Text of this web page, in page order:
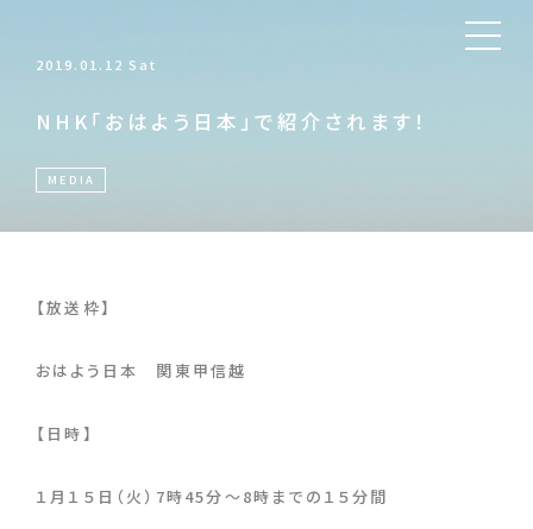
2019.01.12 Sat
NHK「おはよう日本」で紹介されます！
MEDIA
【放送枠】
おはよう日本 関東甲信越
【日時】
１月１５日（火）7時45分～8時までの１５分間